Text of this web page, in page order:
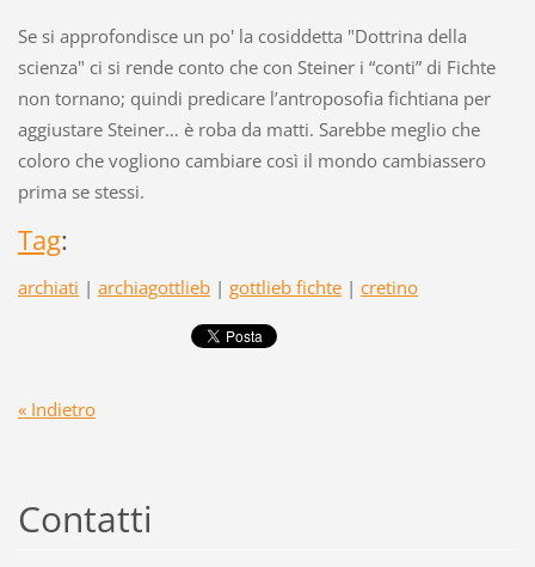
Se si approfondisce un po' la cosiddetta "Dottrina della
scienza" ci si rende conto che con Steiner i “conti” di Fichte
non tornano; quindi predicare l’antroposofia fichtiana per
aggiustare Steiner… è roba da matti. Sarebbe meglio che
coloro che vogliono cambiare così il mondo cambiassero
prima se stessi.
Tag:
archiati | archiagottlieb | gottlieb fichte | cretino
« Indietro
Contatti